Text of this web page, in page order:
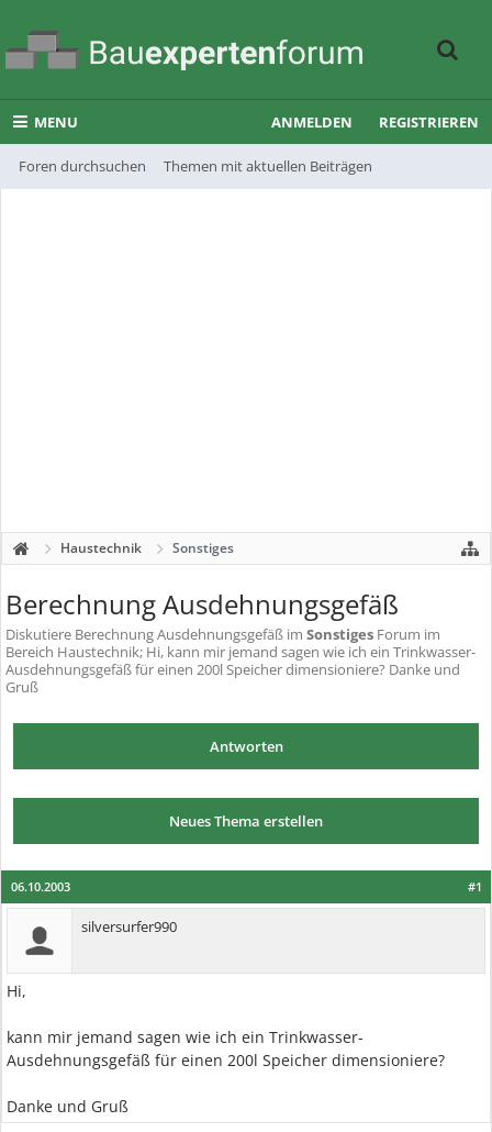
MENU
Foren durchsuchen Themen mit aktuellen Beiträgen
ANMELDEN REGISTRIEREN
Haustechnik Sonstiges
Berechnung Ausdehnungsgefäß
Diskutiere Berechnung Ausdehnungsgefäß im Sonstiges Forum im
Bereich Haustechnik; Hi, kann mir jemand sagen wie ich ein Trinkwasser-
Ausdehnungsgefäß für einen 200l Speicher dimensioniere? Danke und
Gruß
Antworten
Neues Thema erstellen
#1
06.10.2003
silversurfer990
Hi,
kann mir jemand sagen wie ich ein Trinkwasser-
Ausdehnungsgefäß für einen 200l Speicher dimensioniere?
Danke und Gruß